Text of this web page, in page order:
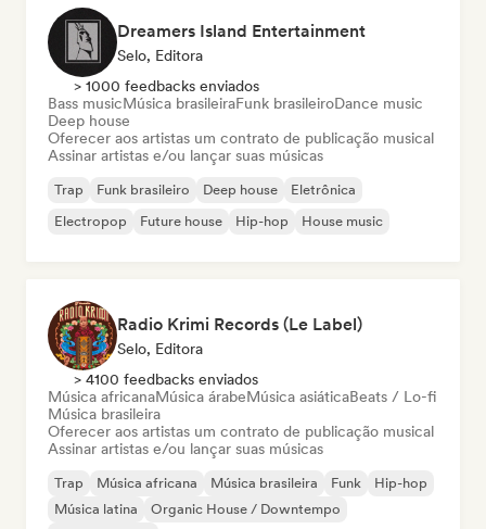
Dreamers Island Entertainment
Selo, Editora
> 1000 feedbacks enviados
Bass musicMúsica brasileiraFunk brasileiroDance music
Deep house
Oferecer aos artistas um contrato de publicação musical
Assinar artistas e/ou lançar suas músicas
Trap Funk brasileiro Deep house
Eletrônica
Electropop
Future house Hip-hop House music
Radio Krimi Records (Le Label)
Selo, Editora
> 4100 feedbacks enviados
Música africanaMúsica árabeMúsica asiáticaBeats / Lo-fi
Música brasileira
Oferecer aos artistas um contrato de publicação musical
Assinar artistas e/ou lançar suas músicas
Trap Música africana Música brasileira Funk
Hip-hop
Música latina
Organic House / Downtempo